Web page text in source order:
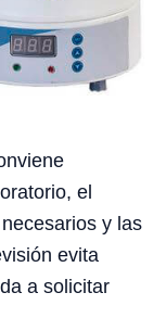
el
y las
evita
a solicitar